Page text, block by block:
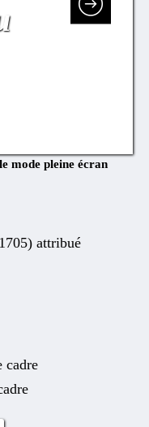
mode pleine écran
attribué
cadre